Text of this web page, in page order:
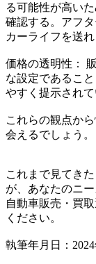
る可能性が高い
確認する。アフ
カーライフを送れ
価格の透明性：
な設定であるこ
やすく提示されて
これらの観点か
会えるでしょう。
これまで見てき
が、あなたのニ
自動車販売・買
ください。
執筆年月日：2024